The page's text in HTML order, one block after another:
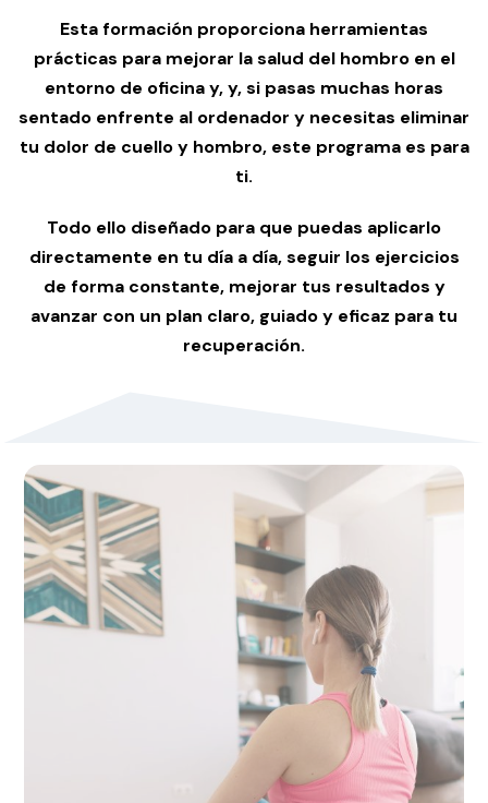
Esta formación proporciona herramientas
prácticas para mejorar la salud del hombro en el
entorno de oficina y, y, si pasas muchas horas
sentado enfrente al ordenador y necesitas eliminar
tu dolor de cuello y hombro, este programa es para
ti.
Todo ello diseñado para que puedas aplicarlo
directamente en tu día a día, seguir los ejercicios
de forma constante, mejorar tus resultados y
avanzar con un plan claro, guiado y eficaz para tu
recuperación.